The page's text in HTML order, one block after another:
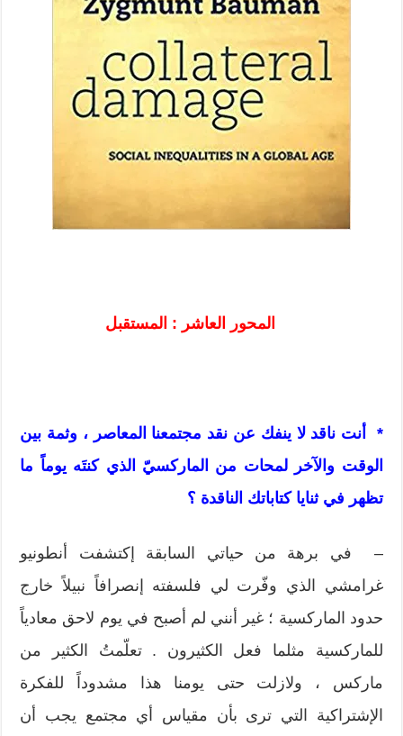
المحور العاشر : المستقبل
* أنت ناقد لا ينفك عن نقد مجتمعنا المعاصر ، وثمة بين
الوقت والآخر لمحات من الماركسيّ الذي كنتَه يوماً ما
تظهر في ثنايا كتاباتك الناقدة ؟
– في برهة من حياتي السابقة إكتشفت أنطونيو
غرامشي الذي وفّرت لي فلسفته إنصرافاً نبيلاً خارج
حدود الماركسية ؛ غير أنني لم أصبح في يوم لاحق معادياً
للماركسية مثلما فعل الكثيرون . تعلّمتُ الكثير من
ماركس ، ولازلت حتى يومنا هذا مشدوداً للفكرة
الإشتراكية التي ترى بأن مقياس أي مجتمع يجب أن